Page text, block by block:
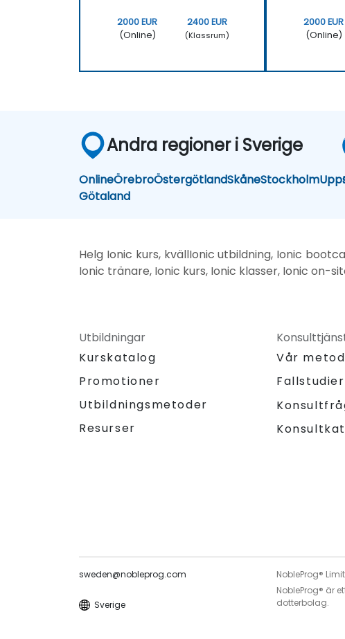
2000 EUR
(Online)
2400 EUR
(Klassrum)
2000 EUR
(Online)
Andra regioner i Sverige
OnlineÖrebroÖstergötlandSkåneStockholm
Götaland
Helg Ionic kurs, kvällIonic utbildning, Ionic
Ionic tränare, Ionic kurs, Ionic klasser, Ionic on-
Utbildningar
Kurskatalog
Promotioner
Utbildningsmetoder
Resurser
Vår metod
Fallstudier
sweden@nobleprog.com
Sverige
NobleProg®
NobleProg® är
dotterbolag.